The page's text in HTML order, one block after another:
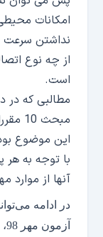
امکانات
نداشتن سرعت
از چه نوع
است.
مطالبی که در
این موضوع
با توجه به هر
آنها از
در ادامه
آزمون مهر 98، در رابطه با مطلب فوق را مشاهده کنید: